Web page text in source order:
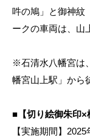
吽の鳩」と御神紋
ークの車両は、山
※石清水八幡宮は
幡宮山上駅」から
■【切り絵御朱印×
【実施期間】